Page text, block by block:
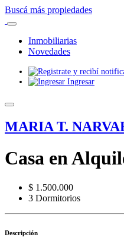
Buscá más propiedades
Inmobiliarias
Novedades
Ingresar
MARIA T.
Casa en
$ 1.500.000
3 Dormitorios
Descripción